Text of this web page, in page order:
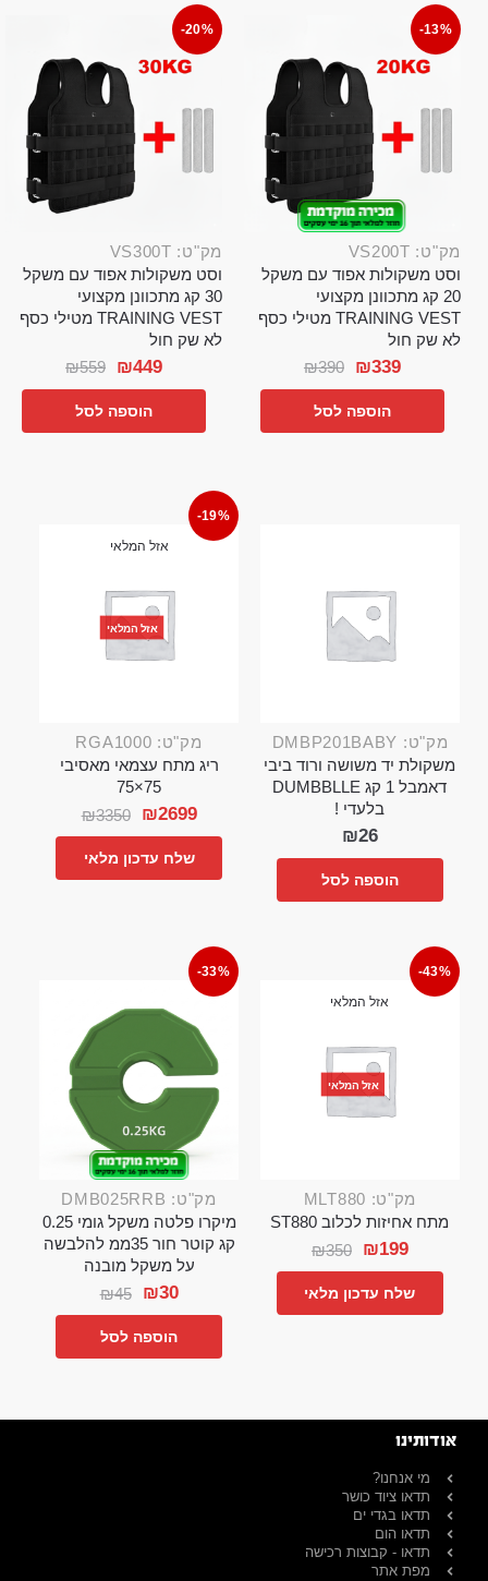
-13%
מק"ט: VS200T
וסט משקולות אפוד עם משקל
20 קג מתכוונן מקצועי
TRAINING VEST מטילי כסף
לא שק חול
₪390 ₪339
הוספה לסל
-20%
מק"ט: VS300T
וסט משקולות אפוד עם משקל
30 קג מתכוונן מקצועי
TRAINING VEST מטילי כסף
לא שק חול
₪559 ₪449
הוספה לסל
מק"ט: DMBP201BABY
משקולת יד משושה ורוד ביבי
דאמבל 1 קג DUMBBLLE
בלעדי !
₪26
הוספה לסל
-19%
אזל המלאי
אזל המלאי
מק"ט: RGA1000
ריג מתח עצמאי מאסיבי
75×75
₪3350 ₪2699
שלח עדכון מלאי
-43%
אזל המלאי
אזל המלאי
מק"ט: MLT880
מתח אחיזות לכלוב ST880
₪350 ₪199
שלח עדכון מלאי
-33%
מק"ט: DMB025RRB
מיקרו פלטה משקל גומי 0.25
קג קוטר חור 35ממ להלבשה
על משקל מובנה
₪45 ₪30
הוספה לסל
אודותינו
מי אנחנו?
תדאו ציוד כושר
תדאו בגדי ים
תדאו הום
תדאו - קבוצות רכישה
מפת אתר